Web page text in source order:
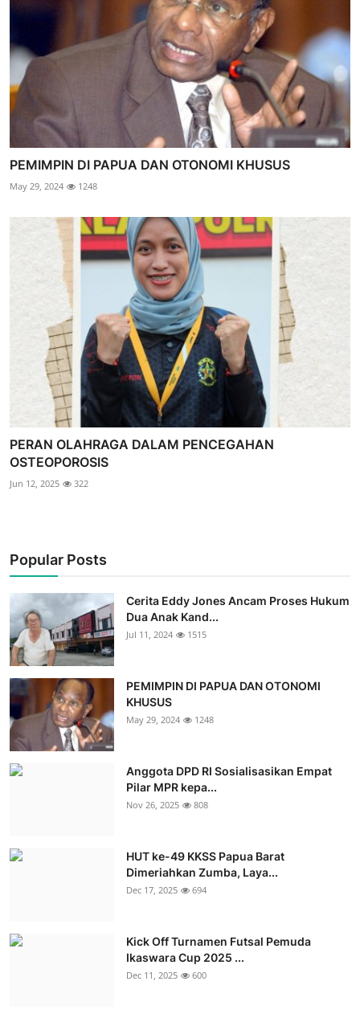
PEMIMPIN DI PAPUA DAN OTONOMI KHUSUS
May 29, 2024 1248
PERAN OLAHRAGA DALAM PENCEGAHAN
OSTEOPOROSIS
Jun 12, 2025 322
Popular Posts
Cerita Eddy Jones Ancam Proses Hukum
Dua Anak Kand...
Jul 11, 2024 1515
PEMIMPIN DI PAPUA DAN OTONOMI
KHUSUS
May 29, 2024 1248
Anggota DPD RI Sosialisasikan Empat
Pilar MPR kepa...
Nov 26, 2025 808
HUT ke-49 KKSS Papua Barat
Dimeriahkan Zumba, Laya...
Dec 17, 2025 694
Kick Off Turnamen Futsal Pemuda
Ikaswara Cup 2025 ...
Dec 11, 2025 600